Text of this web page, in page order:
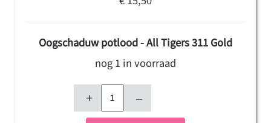
Oogschaduw potlood - All Tigers 311 Gold
nog 1 in voorraad
+ –